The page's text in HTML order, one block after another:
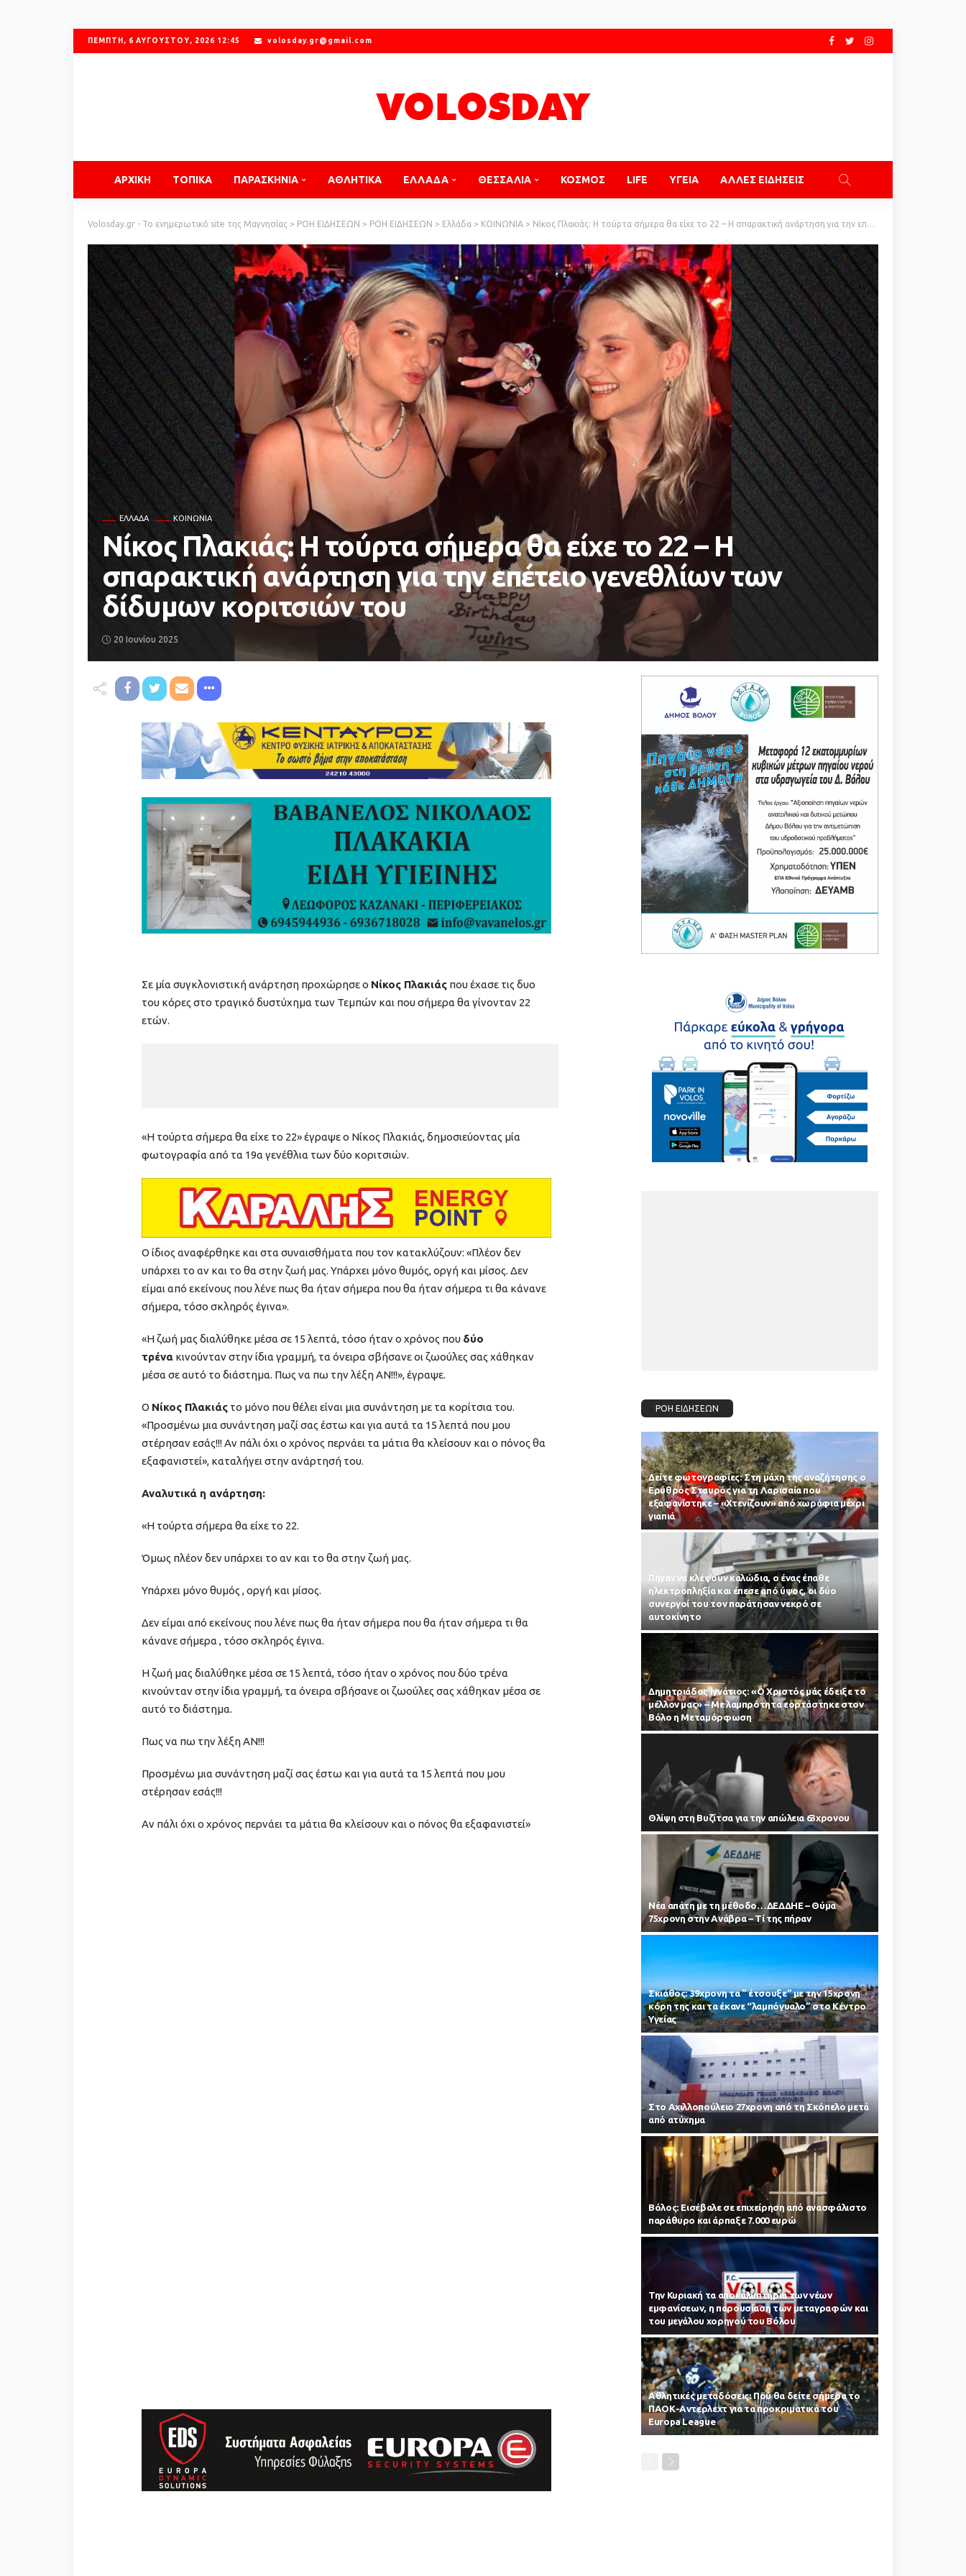
ΠΈΜΠΤΗ, 6 ΑΥΓΟΎΣΤΟΥ, 2026 12:45 volosday.gr@gmail.com
ΑΡΧΙΚΗ ΤΟΠΙΚΑ ΠΑΡΑΣΚΗΝΙΑ ΑΘΛΗΤΙΚΑ ΕΛΛΑΔΑ ΘΕΣΣΑΛΙΑ ΚΟΣΜΟΣ LIFE ΥΓΕΙΑ ΑΛΛΕΣ ΕΙΔΗΣΕΙΣ
Volosday.gr - Το ενημερωτικό site της Μαγνησίας > ΡΟΗ ΕΙΔΗΣΕΩΝ > ΡΟΗ ΕΙΔΗΣΕΩΝ > Ελλάδα > ΚΟΙΝΩΝΙΑ > Νίκος Πλακιάς: Η τούρτα σήμερα θα είχε το 22 – Η σπαρακτική ανάρτηση για την επέτειο γενεθλίων των δίδυμων κοριτσιών του
ΕΛΛΆΔΑ ΚΟΙΝΩΝΙΑ
Νίκος Πλακιάς: Η τούρτα σήμερα θα είχε το 22 – Η
σπαρακτική ανάρτηση για την επέτειο γενεθλίων των
δίδυμων κοριτσιών του
20 Ιουνίου 2025
Σε μία συγκλονιστική ανάρτηση προχώρησε ο Νίκος Πλακιάς που έχασε τις δυο
του κόρες στο τραγικό δυστύχημα των Τεμπών και που σήμερα θα γίνονταν 22
ετών.
«Η τούρτα σήμερα θα είχε το 22» έγραψε ο Νίκος Πλακιάς, δημοσιεύοντας μία
φωτογραφία από τα 19α γενέθλια των δύο κοριτσιών.
Ο ίδιος αναφέρθηκε και στα συναισθήματα που τον κατακλύζουν: «Πλέον δεν
υπάρχει το αν και το θα στην ζωή μας. Υπάρχει μόνο θυμός, οργή και μίσος. Δεν
είμαι από εκείνους που λένε πως θα ήταν σήμερα που θα ήταν σήμερα τι θα κάνανε
σήμερα, τόσο σκληρός έγινα».
«Η ζωή μας διαλύθηκε μέσα σε 15 λεπτά, τόσο ήταν ο χρόνος που δύο
τρένα κινούνταν στην ίδια γραμμή, τα όνειρα σβήσανε οι ζωούλες σας χάθηκαν
μέσα σε αυτό το διάστημα. Πως να πω την λέξη ΑΝ!!!», έγραψε.
Ο Νίκος Πλακιάς το μόνο που θέλει είναι μια συνάντηση με τα κορίτσια του.
«Προσμένω μια συνάντηση μαζί σας έστω και για αυτά τα 15 λεπτά που μου
στέρησαν εσάς!!! Αν πάλι όχι ο χρόνος περνάει τα μάτια θα κλείσουν και ο πόνος θα
εξαφανιστεί», καταλήγει στην ανάρτησή του.
Αναλυτικά η ανάρτηση:
«Η τούρτα σήμερα θα είχε το 22.
Όμως πλέον δεν υπάρχει το αν και το θα στην ζωή μας.
Υπάρχει μόνο θυμός , οργή και μίσος.
Δεν είμαι από εκείνους που λένε πως θα ήταν σήμερα που θα ήταν σήμερα τι θα
κάνανε σήμερα , τόσο σκληρός έγινα.
Η ζωή μας διαλύθηκε μέσα σε 15 λεπτά, τόσο ήταν ο χρόνος που δύο τρένα
κινούνταν στην ίδια γραμμή, τα όνειρα σβήσανε οι ζωούλες σας χάθηκαν μέσα σε
αυτό το διάστημα.
Πως να πω την λέξη ΑΝ!!!
Προσμένω μια συνάντηση μαζί σας έστω και για αυτά τα 15 λεπτά που μου
στέρησαν εσάς!!!
Αν πάλι όχι ο χρόνος περνάει τα μάτια θα κλείσουν και ο πόνος θα εξαφανιστεί»
ΡΟΗ ΕΙΔΗΣΕΩΝ
Δείτε φωτογραφίες: Στη μάχη της αναζήτησης ο
Ερυθρός Σταυρός για τη Λαρισαία που
εξαφανίστηκε – «Χτενίζουν» από χωράφια μέχρι
γιαπιά
Πήγαν να κλέψουν καλώδια, ο ένας έπαθε
ηλεκτροπληξία και έπεσε από ύψος, οι δύο
συνεργοί του τον παράτησαν νεκρό σε
αυτοκίνητο
Δημητριάδος Ιγνάτιος: «Ο Χριστός μάς έδειξε το
μέλλον μας» – Με λαμπρότητα εορτάστηκε στον
Βόλο η Μεταμόρφωση
Θλίψη στη Βυζίτσα για την απώλεια 63χρονου
Νέα απάτη με τη μέθοδο…ΔΕΔΔΗΕ – Θύμα
75χρονη στην Ανάβρα – Τί της πήραν
Σκιάθος: 39χρονη τα ” έτσουξε” με την 15χρονη
κόρη της και τα έκανε “λαμπόγυαλο” στο Κέντρο
Υγείας
Στο Αχιλλοπούλειο 27χρονη από τη Σκόπελο μετά
από ατύχημα
Βόλος: Εισέβαλε σε επιχείρηση από ανασφάλιστο
παράθυρο και άρπαξε 7.000 ευρώ
Την Κυριακή τα αποκαλυπτήρια των νέων
εμφανίσεων, η παρουσίαση των μεταγραφών και
του μεγάλου χορηγού του Βόλου
Αθλητικές μεταδόσεις: Πού θα δείτε σήμερα το
ΠΑΟΚ-Αντερλεχτ για τα προκριματικά του
Europa League